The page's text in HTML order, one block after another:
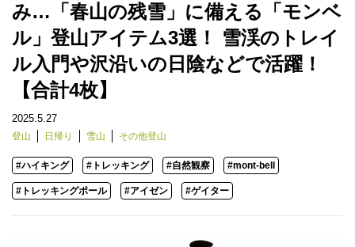
み…「春山の残雪」に備える「モンベ
ル」登山アイテム3選！ 雪渓のトレイ
ル入門や沢沿いの日陰などで活躍！
【合計4枚】
2025.5.27
登山 日帰り 雪山 その他登山
#ハイキング #トレッキング #自然観察 #mont-bell
#トレッキングポール #アイゼン #ゲイター